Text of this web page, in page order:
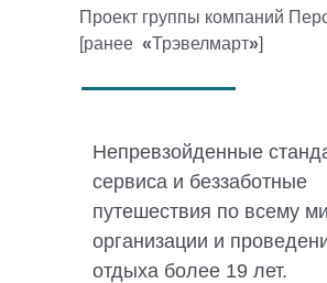
Проект группы компаний
[ранее «Трэвелмарт»]
Непревзойденные
сервиса и беззаботные
путешествия по всему
организации и
отдыха более 19 лет.